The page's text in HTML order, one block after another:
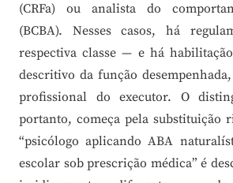
(CRFa) ou analista do
(BCBA). Nesses casos, há
respectiva classe — e há
descritivo da função
profissional do executor. O
portanto, começa pela substituição
“psicólogo aplicando ABA
escolar sob prescrição médica” é